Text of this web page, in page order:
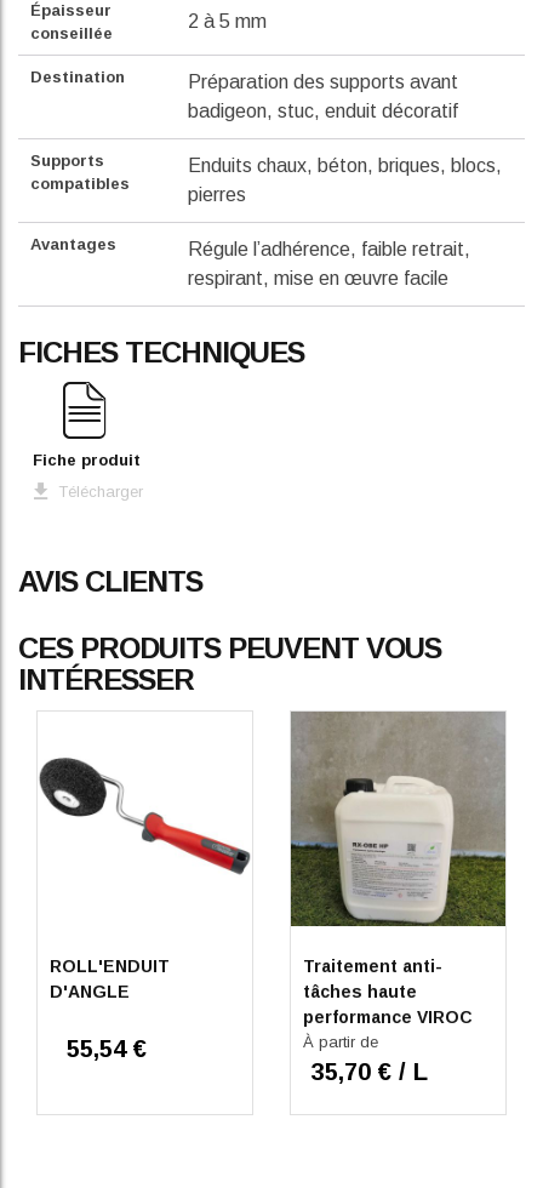
Épaisseur
conseillée
2 à 5 mm
Destination
Préparation des supports avant
badigeon, stuc, enduit décoratif
Supports
compatibles
Enduits chaux, béton, briques, blocs,
pierres
Avantages
Régule l’adhérence, faible retrait,
respirant, mise en œuvre facile
FICHES TECHNIQUES
Fiche produit
Télécharger
AVIS CLIENTS
CES PRODUITS PEUVENT VOUS
INTÉRESSER
ROLL'ENDUIT
D'ANGLE
55,54 €
Traitement anti-
tâches haute
performance VIROC
RX OBE HP
À partir de
35,70 € / L